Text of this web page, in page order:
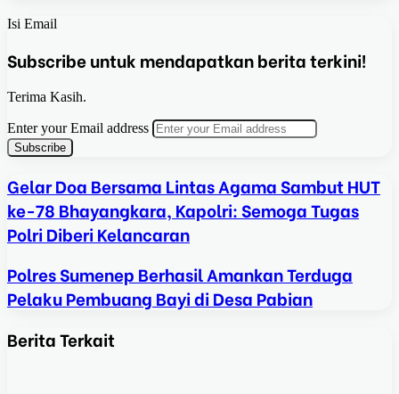
Isi Email
Subscribe untuk mendapatkan berita terkini!
Terima Kasih.
Enter your Email address
Gelar Doa Bersama Lintas Agama Sambut HUT
ke-78 Bhayangkara, Kapolri: Semoga Tugas
Polri Diberi Kelancaran
Polres Sumenep Berhasil Amankan Terduga
Pelaku Pembuang Bayi di Desa Pabian
Berita Terkait